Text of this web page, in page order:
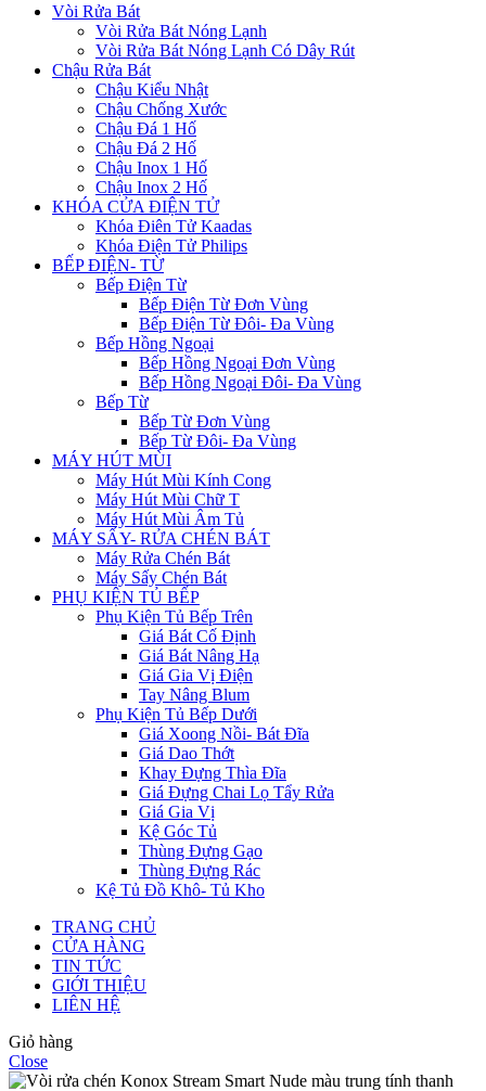
Vòi Rửa Bát
Vòi Rửa Bát Nóng Lạnh
Vòi Rửa Bát Nóng Lạnh Có Dây Rút
Chậu Rửa Bát
Chậu Kiểu Nhật
Chậu Chống Xước
Chậu Đá 1 Hố
Chậu Đá 2 Hố
Chậu Inox 1 Hố
Chậu Inox 2 Hố
KHÓA CỬA ĐIỆN TỬ
Khóa Điên Tử Kaadas
Khóa Điện Tử Philips
BẾP ĐIỆN- TỪ
Bếp Điện Từ
Bếp Điện Từ Đơn Vùng
Bếp Điện Từ Đôi- Đa Vùng
Bếp Hồng Ngoại
Bếp Hồng Ngoại Đơn Vùng
Bếp Hồng Ngoại Đôi- Đa Vùng
Bếp Từ
Bếp Từ Đơn Vùng
Bếp Từ Đôi- Đa Vùng
MÁY HÚT MÙI
Máy Hút Mùi Kính Cong
Máy Hút Mùi Chữ T
Máy Hút Mùi Âm Tủ
MÁY SẤY- RỬA CHÉN BÁT
Máy Rửa Chén Bát
Máy Sấy Chén Bát
PHỤ KIỆN TỦ BẾP
Phụ Kiện Tủ Bếp Trên
Giá Bát Cố Định
Giá Bát Nâng Hạ
Giá Gia Vị Điện
Tay Nâng Blum
Phụ Kiện Tủ Bếp Dưới
Giá Xoong Nồi- Bát Đĩa
Giá Dao Thớt
Khay Đựng Thìa Đĩa
Giá Đựng Chai Lọ Tẩy Rửa
Giá Gia Vị
Kệ Góc Tủ
Thùng Đựng Gạo
Thùng Đựng Rác
Kệ Tủ Đồ Khô- Tủ Kho
TRANG CHỦ
CỬA HÀNG
TIN TỨC
GIỚI THIỆU
LIÊN HỆ
Giỏ hàng
Close